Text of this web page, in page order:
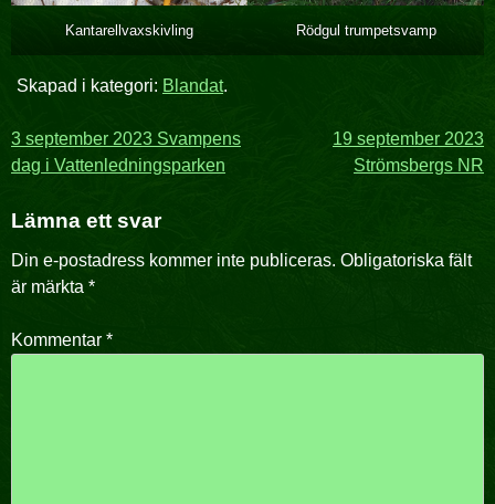
Kantarellvaxskivling Rödgul trumpetsvamp
Skapad i kategori: Blandat.
Inläggsnavigering
3 september 2023 Svampens
dag i Vattenledningsparken
19 september 2023
Strömsbergs NR
Lämna ett svar
Din e-postadress kommer inte publiceras. Obligatoriska fält
är märkta *
Kommentar *